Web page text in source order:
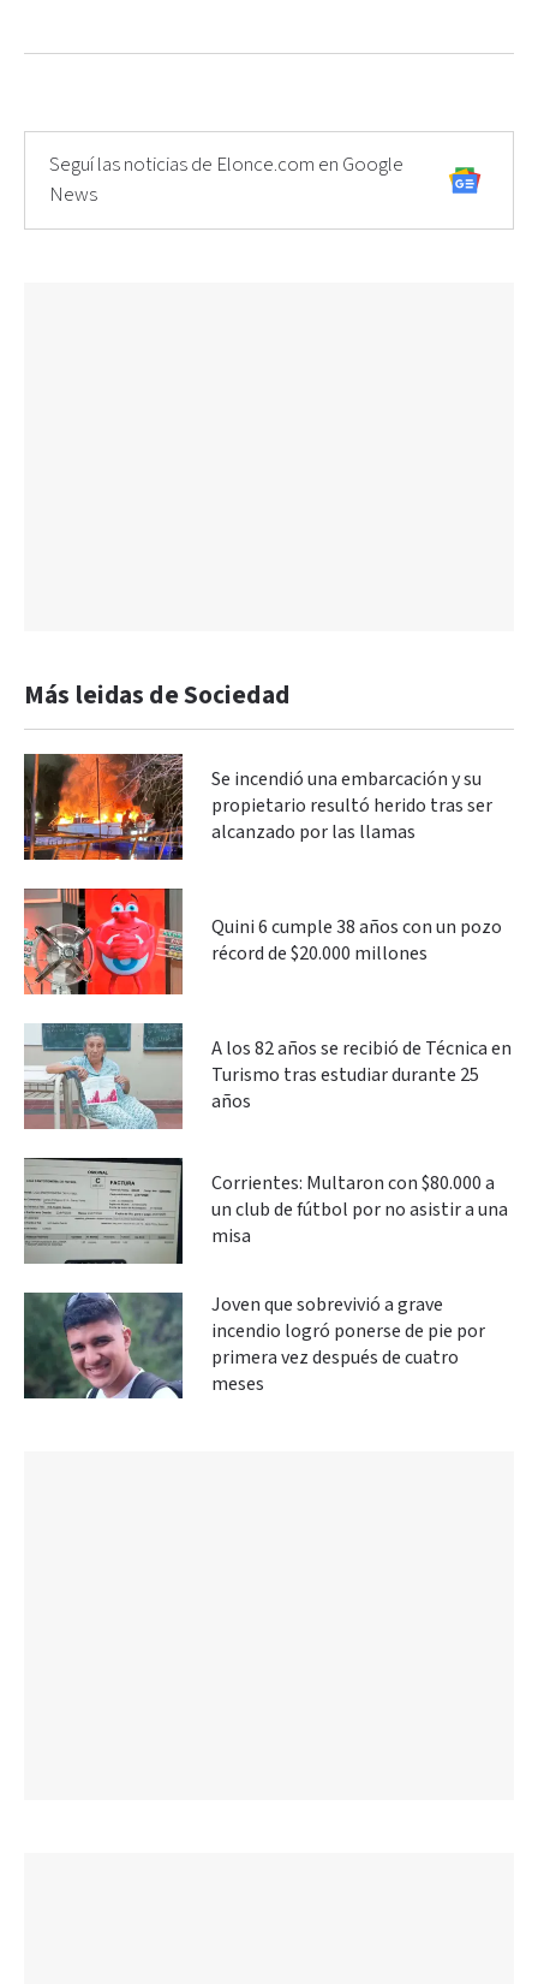
Seguí las noticias de Elonce.com en Google
News
Más leidas de Sociedad
Se incendió una embarcación y su
propietario resultó herido tras ser
alcanzado por las llamas
Quini 6 cumple 38 años con un pozo
récord de $20.000 millones
A los 82 años se recibió de Técnica en
Turismo tras estudiar durante 25
años
Corrientes: Multaron con $80.000 a
un club de fútbol por no asistir a una
misa
Joven que sobrevivió a grave
incendio logró ponerse de pie por
primera vez después de cuatro
meses